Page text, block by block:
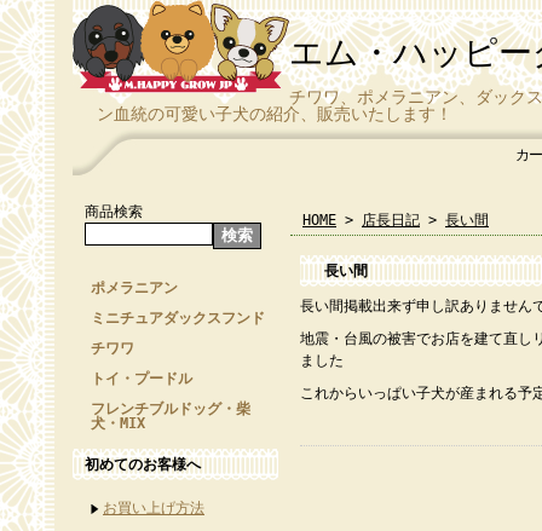
エム・ハッピ
チワワ、ポメラニアン、ダッ
ン血統の可愛い子犬の紹介、販売いたします！
カ
商品検索
ポメラニアン
ミニチュアダックスフンド
チワワ
トイ・プードル
フレンチブルドッグ・柴
犬・MIX
初めてのお客様へ
お買い上げ方法
HOME > 店長日記 > 長い間
長い間
長い間掲載出来ず申し訳ありません
地震・台風の被害でお店を建て直し
ました
これからいっぱい子犬が産まれる予